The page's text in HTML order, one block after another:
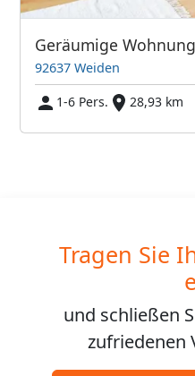
Geräumige
92637 Weiden
1-6 Pers.
28,93 km
Tragen Sie
und schließen
zufriedenen